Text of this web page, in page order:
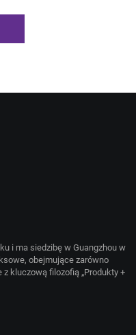
i ma siedzibę w Guangzhou w
obejmujące zarówno
z kluczową filozofią „Produkty +